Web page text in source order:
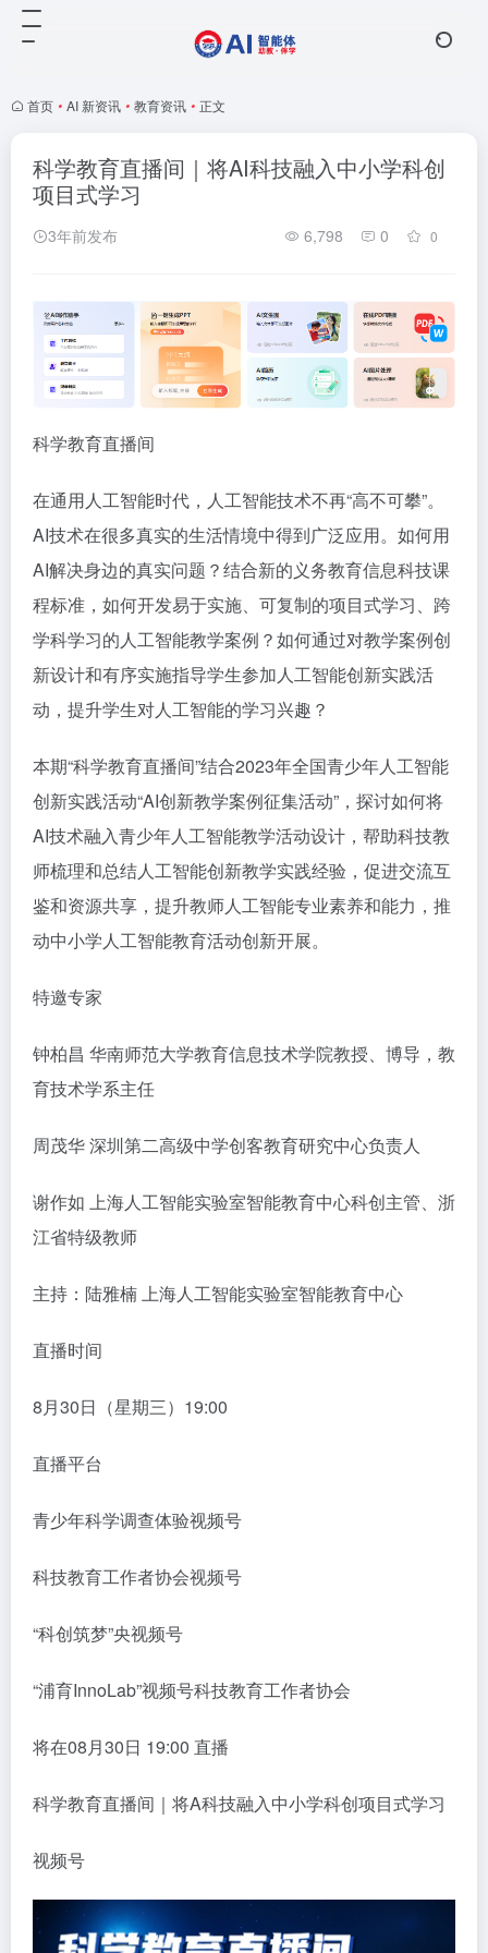
首页 • AI 新资讯 • 教育资讯 • 正文
科学教育直播间｜将AI科技融入中小学科创
项目式学习
3年前发布 6,798 0 0
科学教育直播间
在通用人工智能时代，人工智能技术不再“高不可攀”。
AI技术在很多真实的生活情境中得到广泛应用。如何用
AI解决身边的真实问题？结合新的义务教育信息科技课
程标准，如何开发易于实施、可复制的项目式学习、跨
学科学习的人工智能教学案例？如何通过对教学案例创
新设计和有序实施指导学生参加人工智能创新实践活
动，提升学生对人工智能的学习兴趣？
本期“科学教育直播间”结合2023年全国青少年人工智能
创新实践活动“AI创新教学案例征集活动”，探讨如何将
AI技术融入青少年人工智能教学活动设计，帮助科技教
师梳理和总结人工智能创新教学实践经验，促进交流互
鉴和资源共享，提升教师人工智能专业素养和能力，推
动中小学人工智能教育活动创新开展。
特邀专家
钟柏昌 华南师范大学教育信息技术学院教授、博导，教
育技术学系主任
周茂华 深圳第二高级中学创客教育研究中心负责人
谢作如 上海人工智能实验室智能教育中心科创主管、浙
江省特级教师
主持：陆雅楠 上海人工智能实验室智能教育中心
直播时间
8月30日（星期三）19:00
直播平台
青少年科学调查体验视频号
科技教育工作者协会视频号
“科创筑梦”央视频号
“浦育InnoLab”视频号科技教育工作者协会
将在08月30日 19:00 直播
科学教育直播间｜将A科技融入中小学科创项目式学习
视频号